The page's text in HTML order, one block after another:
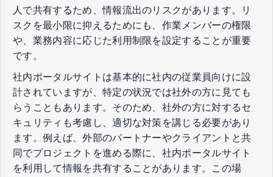
人で共有するため、情報流出のリスクがあります。リ
スクを最小限に抑えるためにも、作業メンバーの権限
や、業務内容に応じた利用制限を設定することが重要
です。
社内ポータルサイトは基本的に社内の従業員向けに設
計されていますが、特定の状況では社外の方に見ても
らうこともあります。そのため、社外の方に対するセ
キュリティも考慮し、適切な対策を講じる必要があり
ます。例えば、外部のパートナーやクライアントと共
同でプロジェクトを進める際に、社内ポータルサイト
を利用して情報を共有することがあります。この場